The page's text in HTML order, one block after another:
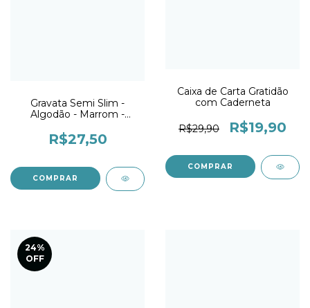
Gravata Semi Slim -
Algodão - Marrom -
R$27,50
Caixa de Carta Gratidão
com Caderneta
R$29,90 R$19,90
24%
OFF